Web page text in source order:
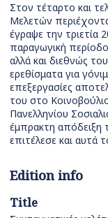
Στον τέταρτο και
Μελετών
έγραψε την τριετία
παραγωγική
αλλά και διεθνώς
ερεθίσματα για
επεξεργασίες
του στο
Πανελληνίου
έμπρακτη απόδειξη
επιτέλεσε και αυτά
Edition info
Title